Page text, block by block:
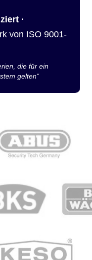
·
von ISO 9001-
die für ein
gelten“